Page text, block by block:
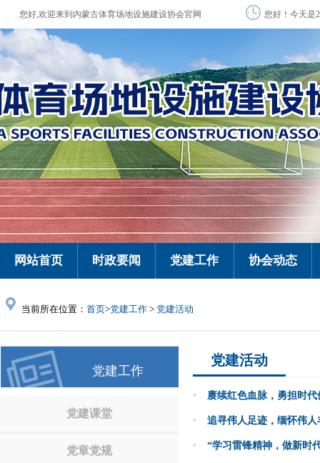
您好,欢迎来到内蒙古体育场地设施建设协会官网 您好！今天
网站首页 时政要闻 党建工作 协会动态
当前所在位置： 首页>党建工作 > 党建活动
党建工作
党建课堂
党章党规
党建活动
• 赓续红色血脉，勇担时
• 追寻伟人足迹，缅怀伟
• “学习雷锋精神，做新时